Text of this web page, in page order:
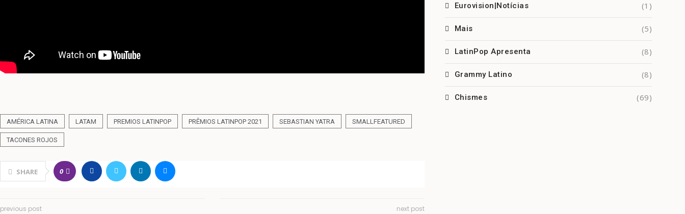
AMÉRICA LATINA LATAM PREMIOS LATINPOP PRÊMIOS LATINPOP 2021 SEBASTIAN YATRA SMALLFEATURED
TACONES ROJOS
SHARE 0
previous post next post
Eurovision|Notícias (1)
Mais (5)
LatinPop Apresenta (8)
Grammy Latino (8)
Chismes (69)